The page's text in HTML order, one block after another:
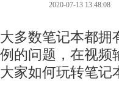
2020-07-13 13:48:08
大多数笔记本都拥
例的问题，在视频
大家如何玩转笔记